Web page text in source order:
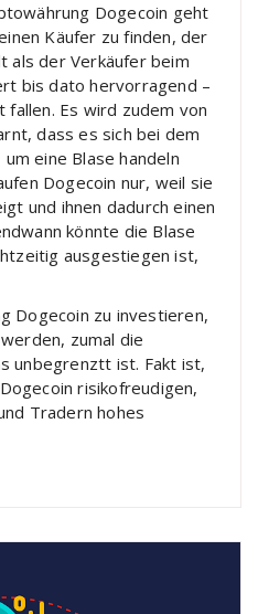
Dogecoin geht
Käufer zu finden, der
als der Verkäufer beim
bis dato hervorragend –
Es wird zudem von
dass es sich bei dem
eine Blase handeln
Dogecoin nur, weil sie
und ihnen dadurch einen
könnte die Blase
ausgestiegen ist,
Dogecoin zu investieren,
zumal die
unbegrenztt ist. Fakt ist,
risikofreudigen,
Tradern hohes